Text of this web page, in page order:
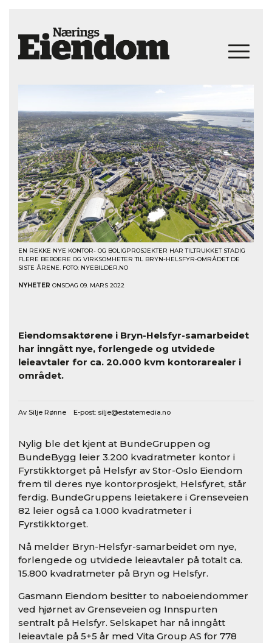
EN REKKE NYE KONTOR- OG BOLIGPROSJEKTER HAR TILTRUKKET STADIG
FLERE BEBOERE OG VIRKSOMHETER TIL BRYN-HELSFYR-OMRÅDET DE
SISTE ÅRENE. FOTO: NYEBILDER.NO
NYHETER ONSDAG 09. MARS 2022
Eiendomsaktørene i Bryn-Helsfyr-samarbeidet
har inngått nye, forlengede og utvidede
leieavtaler for ca. 20.000 kvm kontorarealer i
området.
Av Silje Rønne E-post: silje@estatemedia.no
Nylig ble det kjent at BundeGruppen og
BundeBygg leier 3.200 kvadratmeter kontor i
Fyrstikktorget på Helsfyr av Stor-Oslo Eiendom
frem til deres nye kontorprosjekt, Helsfyret, står
ferdig. BundeGruppens leietakere i Grenseveien
82 leier også ca 1.000 kvadratmeter i
Fyrstikktorget.
Nå melder Bryn-Helsfyr-samarbeidet om nye,
forlengede og utvidede leieavtaler på totalt ca.
15.800 kvadratmeter på Bryn og Helsfyr.
Gasmann Eiendom besitter to naboeiendommer
ved hjørnet av Grenseveien og Innspurten
sentralt på Helsfyr. Selskapet har nå inngått
leieavtale på 5+5 år med Vita Group AS for 778